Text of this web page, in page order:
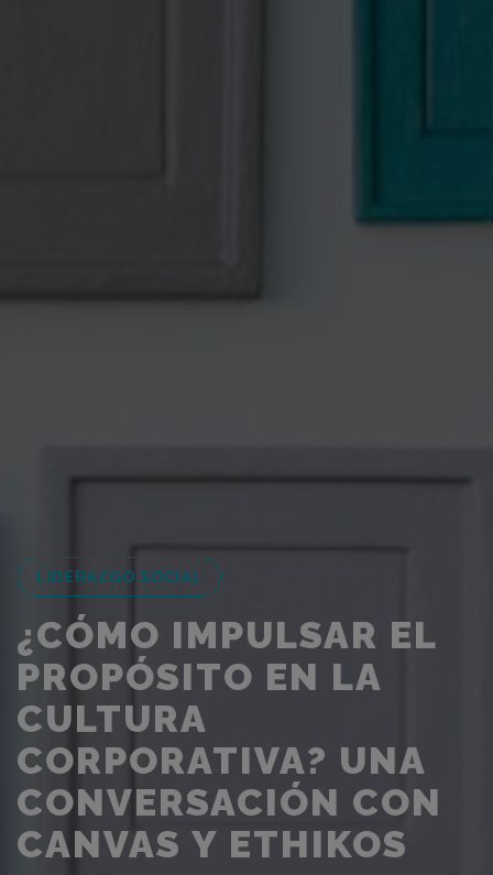
LIDERAZGO SOCIAL
¿CÓMO IMPULSAR EL
PROPÓSITO EN LA
CULTURA
CORPORATIVA? UNA
CONVERSACIÓN CON
CANVAS Y ETHIKOS